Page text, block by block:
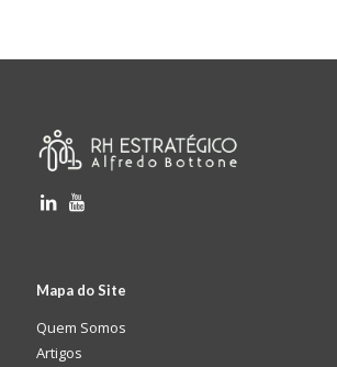
Mapa do Site
Quem Somos
Artigos